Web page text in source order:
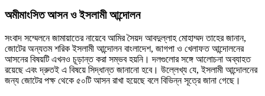
অমীমাংসিত আসন ও ইসলামী আন্দোলন
সংবাদ সম্মেলনে জামায়াতের নায়েবে আমির সৈয়দ আবদুল্লাহ মোহাম্মদ তাহের জানান,
জোটের অন্যতম শরিক ইসলামী আন্দোলন বাংলাদেশ, জাগপা ও খেলাফত আন্দোলনের
আসনের বিষয়টি এখনও চূড়ান্ত করা সম্ভব হয়নি। দলগুলোর সঙ্গে আলোচনা অব্যাহত
রয়েছে এবং দ্রুতই এ বিষয়ে সিদ্ধান্ত জানানো হবে। উল্লেখ্য যে, ইসলামী আন্দোলনের
জন্য জোটের পক্ষ থেকে ৫০টি আসন রাখা হয়েছে বলে বিভিন্ন সূত্রে জানা গেছে।